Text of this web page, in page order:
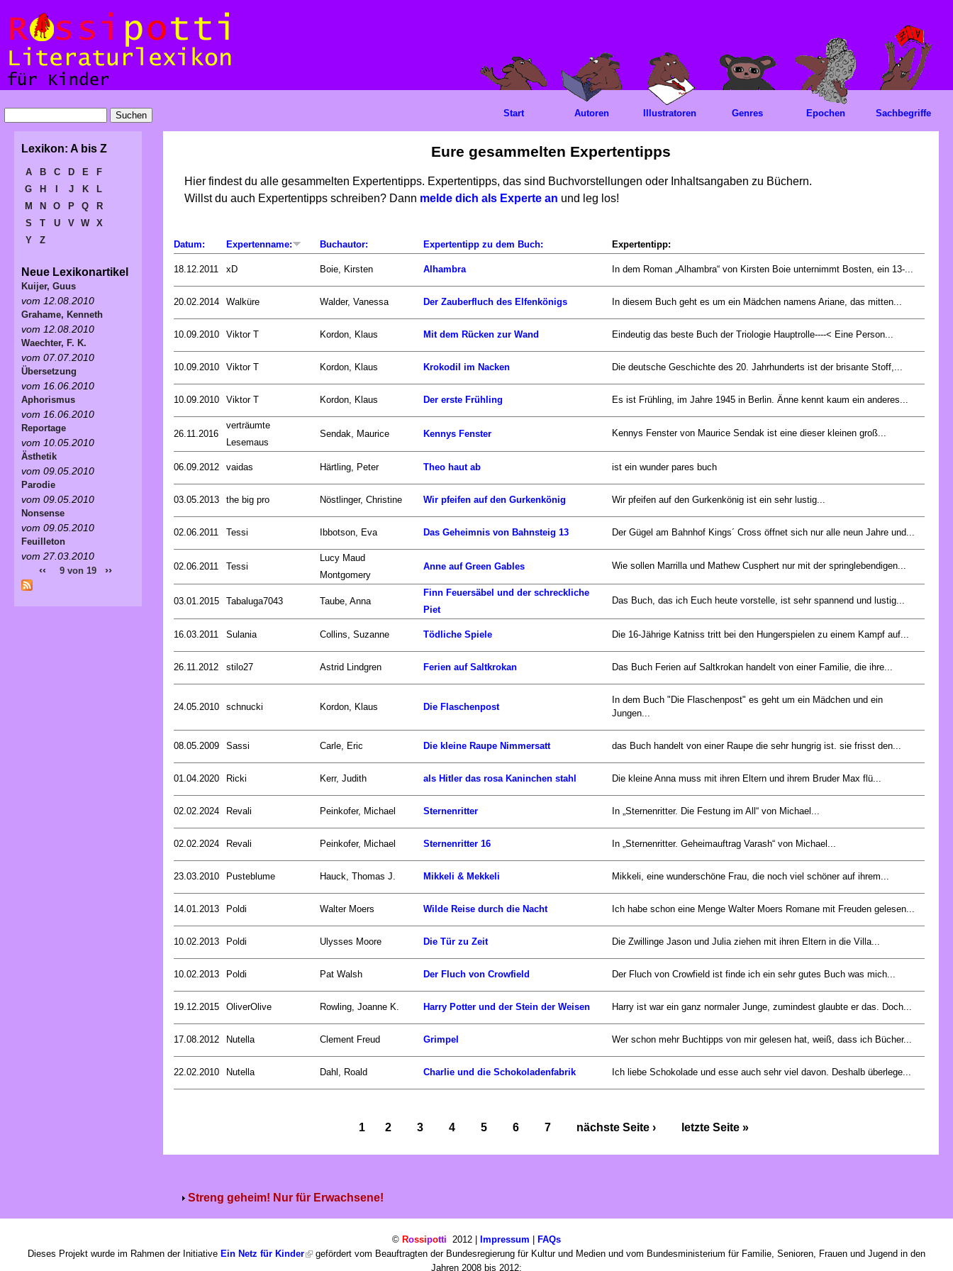
Eure gesammelten Expertentipps
Hier findest du alle gesammelten Expertentipps. Expertentipps, das sind Buchvorstellungen oder Inhaltsangaben zu Büchern.
Willst du auch Expertentipps schreiben? Dann melde dich als Experte an und leg los!
Datum: Expertenname: Buchautor: Expertentipp zu dem Buch: Expertentipp:
18.12.2011 xD Boie, Kirsten Alhambra In dem Roman „Alhambra“ von Kirsten Boie unternimmt Bosten, ein 13-...
20.02.2014 Walküre Walder, Vanessa Der Zauberfluch des Elfenkönigs In diesem Buch geht es um ein Mädchen namens Ariane, das mitten...
10.09.2010 Viktor T Kordon, Klaus Mit dem Rücken zur Wand Eindeutig das beste Buch der Triologie Hauptrolle----< Eine Person...
10.09.2010 Viktor T Kordon, Klaus Krokodil im Nacken Die deutsche Geschichte des 20. Jahrhunderts ist der brisante Stoff,...
10.09.2010 Viktor T Kordon, Klaus Der erste Frühling Es ist Frühling, im Jahre 1945 in Berlin. Änne kennt kaum ein anderes...
26.11.2016
verträumte
Lesemaus
Sendak, Maurice Kennys Fenster Kennys Fenster von Maurice Sendak ist eine dieser kleinen groß...
06.09.2012 vaidas Härtling, Peter Theo haut ab ist ein wunder pares buch
03.05.2013 the big pro Nöstlinger, Christine Wir pfeifen auf den Gurkenkönig Wir pfeifen auf den Gurkenkönig ist ein sehr lustig...
02.06.2011 Tessi Ibbotson, Eva Das Geheimnis von Bahnsteig 13 Der Gügel am Bahnhof Kings´ Cross öffnet sich nur alle neun Jahre und...
02.06.2011 Tessi
Lucy Maud
Montgomery
Anne auf Green Gables Wie sollen Marrilla und Mathew Cusphert nur mit der springlebendigen...
03.01.2015 Tabaluga7043 Taube, Anna
Finn Feuersäbel und der schreckliche
Piet
Das Buch, das ich Euch heute vorstelle, ist sehr spannend und lustig...
16.03.2011 Sulania Collins, Suzanne Tödliche Spiele Die 16-Jährige Katniss tritt bei den Hungerspielen zu einem Kampf auf...
26.11.2012 stilo27 Astrid Lindgren Ferien auf Saltkrokan Das Buch Ferien auf Saltkrokan handelt von einer Familie, die ihre...
24.05.2010 schnucki Kordon, Klaus Die Flaschenpost
In dem Buch "Die Flaschenpost" es geht um ein Mädchen und ein
Jungen...
08.05.2009 Sassi Carle, Eric Die kleine Raupe Nimmersatt das Buch handelt von einer Raupe die sehr hungrig ist. sie frisst den...
01.04.2020 Ricki Kerr, Judith als Hitler das rosa Kaninchen stahl Die kleine Anna muss mit ihren Eltern und ihrem Bruder Max flü...
02.02.2024 Revali Peinkofer, Michael Sternenritter In „Sternenritter. Die Festung im All“ von Michael...
02.02.2024 Revali Peinkofer, Michael Sternenritter 16 In „Sternenritter. Geheimauftrag Varash“ von Michael...
23.03.2010 Pusteblume Hauck, Thomas J. Mikkeli & Mekkeli Mikkeli, eine wunderschöne Frau, die noch viel schöner auf ihrem...
14.01.2013 Poldi Walter Moers Wilde Reise durch die Nacht Ich habe schon eine Menge Walter Moers Romane mit Freuden gelesen...
10.02.2013 Poldi Ulysses Moore Die Tür zu Zeit Die Zwillinge Jason und Julia ziehen mit ihren Eltern in die Villa...
10.02.2013 Poldi Pat Walsh Der Fluch von Crowfield Der Fluch von Crowfield ist finde ich ein sehr gutes Buch was mich...
19.12.2015 OliverOlive Rowling, Joanne K. Harry Potter und der Stein der Weisen Harry ist war ein ganz normaler Junge, zumindest glaubte er das. Doch...
17.08.2012 Nutella Clement Freud Grimpel Wer schon mehr Buchtipps von mir gelesen hat, weiß, dass ich Bücher...
22.02.2010 Nutella Dahl, Roald Charlie und die Schokoladenfabrik Ich liebe Schokolade und esse auch sehr viel davon. Deshalb überlege...
1 2 3 4 5 6 7 nächste Seite › letzte Seite »
Streng geheim! Nur für Erwachsene!
Start Autoren Illustratoren Genres Epochen Sachbegriffe
Lexikon: A bis Z
A B C D E
F
G
H J K
L
M
N O P Q
R
S
T U V W
X
Y
Z
Neue Lexikonartikel
Kuijer, Guus
vom 12.08.2010
Grahame, Kenneth
vom 12.08.2010
Waechter, F. K.
vom 07.07.2010
Übersetzung
vom 16.06.2010
Aphorismus
vom 16.06.2010
Reportage
vom 10.05.2010
Ästhetik
vom 09.05.2010
Parodie
vom 09.05.2010
Nonsense
vom 09.05.2010
Feuilleton
vom 27.03.2010
‹‹ 9 von 19 ››
© Rossipotti 2012 | Impressum | FAQs
Dieses Projekt wurde im Rahmen der Initiative Ein Netz für Kinder
gefördert vom Beauftragten der Bundesregierung für Kultur und Medien und vom Bundesministerium für Familie, Senioren, Frauen und Jugend in den
Jahren 2008 bis 2012: